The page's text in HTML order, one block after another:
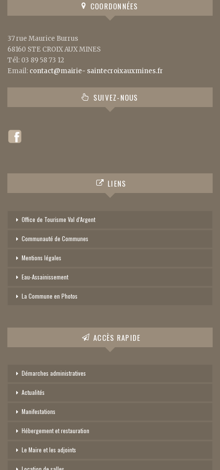
COORDONNÉES
37 rue Maurice Burrus
68160 STE CROIX AUX MINES
Tél: 03 89 58 73 12
Email: contact@mairie- saintecroixauxmines.fr
SUIVEZ-NOUS
LIENS
Office de Tourisme Val d’Argent
Communauté de Communes
Mentions légales
Eau-Assainissement
La Commune en Photos
ACCÈS RAPIDE
Démarches administratives
Actualités
Manifestations
Hébergement et restauration
Le Maire et les adjoints